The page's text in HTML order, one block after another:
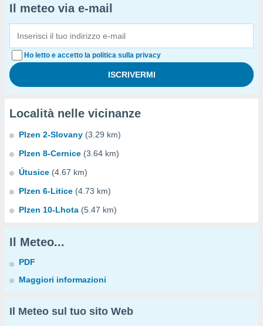
Il meteo via e-mail
Ho letto e accetto la politica sulla privacy
Località nelle vicinanze
Plzen 2-Slovany (3.29 km)
Plzen 8-Cernice (3.64 km)
Útusice (4.67 km)
Plzen 6-Litice (4.73 km)
Plzen 10-Lhota (5.47 km)
Il Meteo...
PDF
Maggiori informazioni
Il Meteo sul tuo sito Web